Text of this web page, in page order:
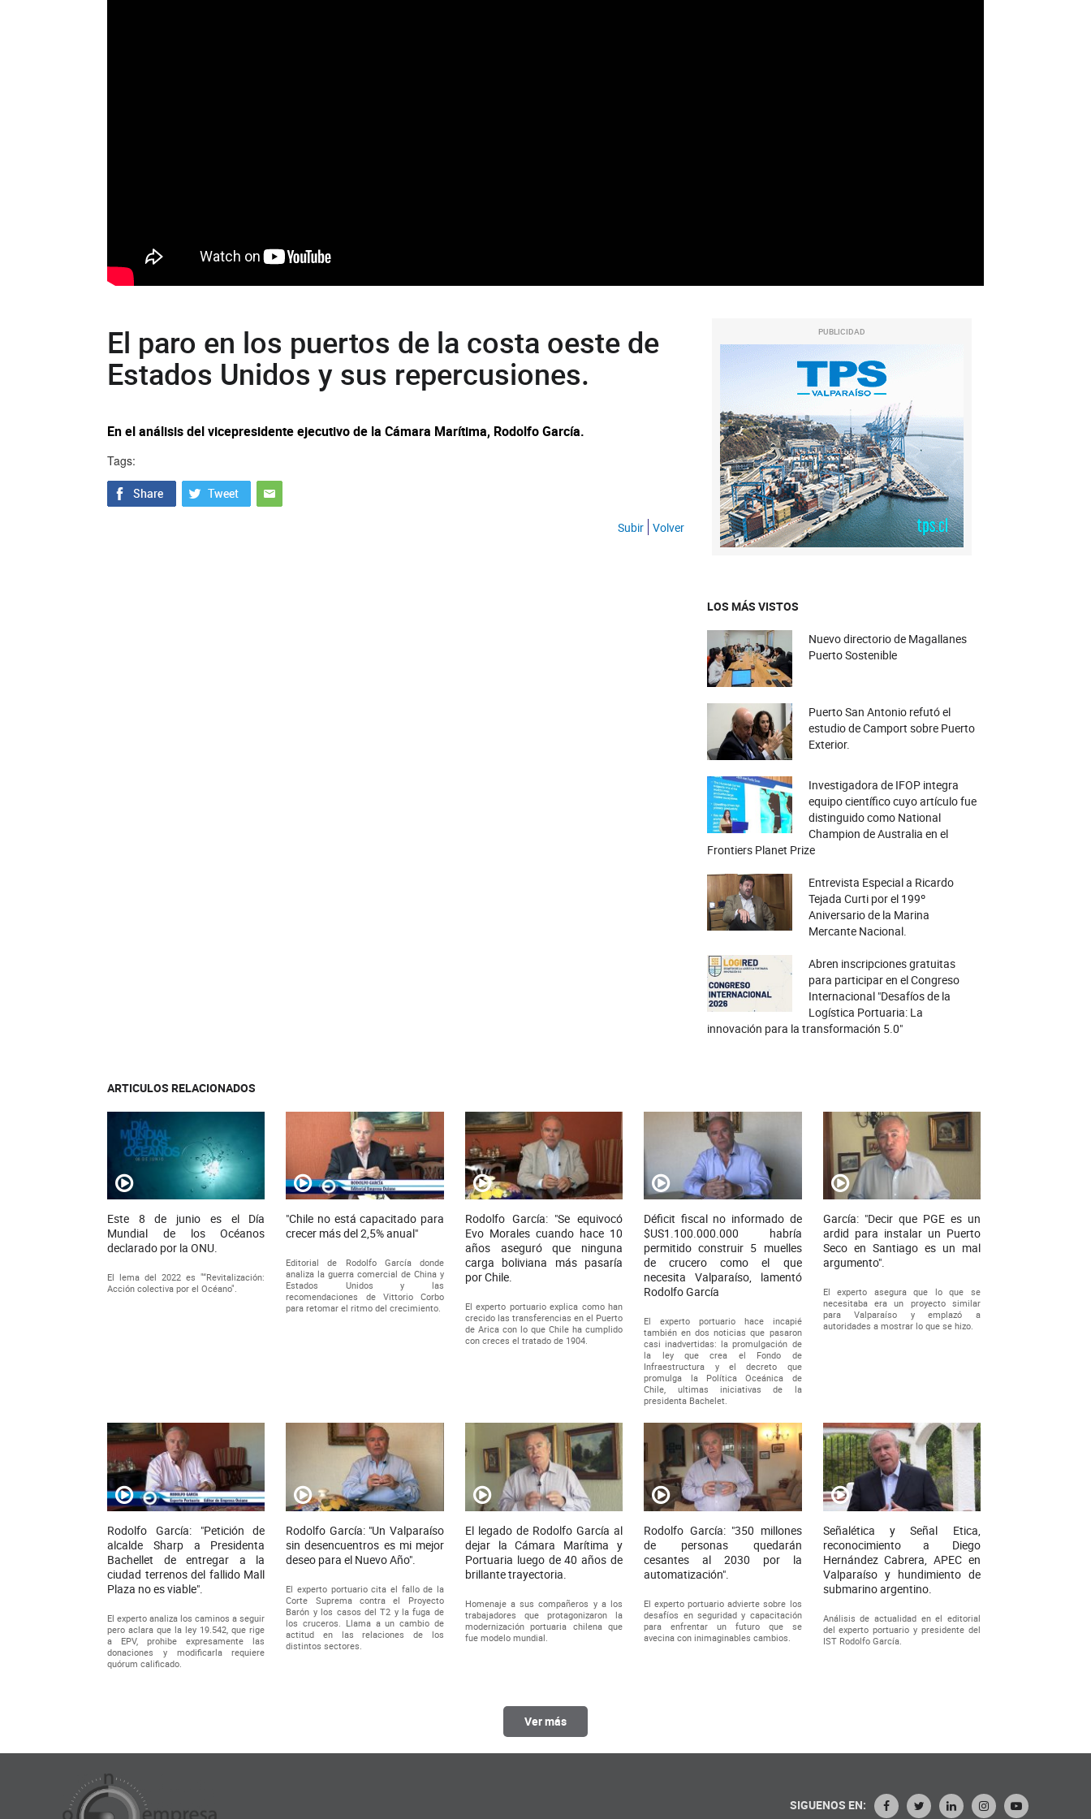
El paro en los puertos de la costa oeste de
Estados Unidos y sus repercusiones.
En el análisis del vicepresidente ejecutivo de la Cámara Marítima, Rodolfo García.
Tags:
Subir Volver
PUBLICIDAD
LOS MÁS VISTOS
Nuevo directorio de Magallanes
Puerto Sostenible
Puerto San Antonio refutó el
estudio de Camport sobre Puerto
Exterior.
Investigadora de IFOP integra
equipo científico cuyo artículo fue
distinguido como National
Champion de Australia en el
Frontiers Planet Prize
Entrevista Especial a Ricardo
Tejada Curti por el 199º
Aniversario de la Marina
Mercante Nacional.
Abren inscripciones gratuitas
para participar en el Congreso
Internacional "Desafíos de la
Logística Portuaria: La
innovación para la transformación 5.0"
ARTICULOS RELACIONADOS
Este 8 de junio es el Día
Mundial de los Océanos
declarado por la ONU.
El lema del 2022 es "“Revitalización:
Acción colectiva por el Océano".
"Chile no está capacitado para
crecer más del 2,5% anual"
Editorial de Rodolfo García donde
analiza la guerra comercial de China y
Estados Unidos y las
recomendaciones de Vittorio Corbo
para retomar el ritmo del crecimiento.
Rodolfo García: "Se equivocó
Evo Morales cuando hace 10
años aseguró que ninguna
carga boliviana más pasaría
por Chile.
El experto portuario explica como han
crecido las transferencias en el Puerto
de Arica con lo que Chile ha cumplido
con creces el tratado de 1904.
Déficit fiscal no informado de
$US1.100.000.000 habría
permitido construir 5 muelles
de crucero como el que
necesita Valparaíso, lamentó
Rodolfo García
El experto portuario hace incapié
también en dos noticias que pasaron
casi inadvertidas: la promulgación de
la ley que crea el Fondo de
Infraestructura y el decreto que
promulga la Política Oceánica de
Chile, ultimas iniciativas de la
presidenta Bachelet.
García: "Decir que PGE es un
ardid para instalar un Puerto
Seco en Santiago es un mal
argumento".
El experto asegura que lo que se
necesitaba era un proyecto similar
para Valparaíso y emplazó a
autoridades a mostrar lo que se hizo.
Rodolfo García: "Petición de
alcalde Sharp a Presidenta
Bachellet de entregar a la
ciudad terrenos del fallido Mall
Plaza no es viable".
El experto analiza los caminos a seguir
pero aclara que la ley 19.542, que rige
a EPV, prohibe expresamente las
donaciones y modificarla requiere
quórum calificado.
Rodolfo García: "Un Valparaíso
sin desencuentros es mi mejor
deseo para el Nuevo Año".
El experto portuario cita el fallo de la
Corte Suprema contra el Proyecto
Barón y los casos del T2 y la fuga de
los cruceros. Llama a un cambio de
actitud en las relaciones de los
distintos sectores.
El legado de Rodolfo García al
dejar la Cámara Marítima y
Portuaria luego de 40 años de
brillante trayectoria.
Homenaje a sus compañeros y a los
trabajadores que protagonizaron la
modernización portuaria chilena que
fue modelo mundial.
Rodolfo García: "350 millones
de personas quedarán
cesantes al 2030 por la
automatización".
El experto portuario advierte sobre los
desafíos en seguridad y capacitación
para enfrentar un futuro que se
avecina con inimaginables cambios.
Señalética y Señal Etica,
reconocimiento a Diego
Hernández Cabrera, APEC en
Valparaíso y hundimiento de
submarino argentino.
Análisis de actualidad en el editorial
del experto portuario y presidente del
IST Rodolfo García.
Ver más
SIGUENOS EN: